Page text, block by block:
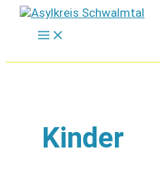
Zum
springen
Kinder